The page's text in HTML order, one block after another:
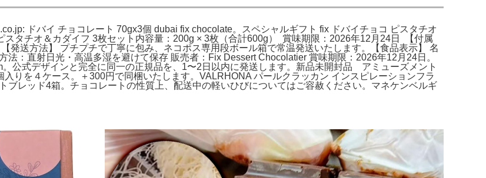
ドバイ チョコレート 70gx3個 dubai fix chocolate。スペシャルギフト fix ドバイチョコ ピスタチオ
タチオ＆カダイフ 3枚セット内容量：200g × 3枚（合計600g） 賞味期限：2026年12月24日 【付属
発送方法】 プチプチで丁寧に包み、ネコポス専用段ボール箱で常温発送いたします。【食品表示】 名
法：直射日光・高温多湿を避けて保存 販売者：Fix Dessert Chocolatier 賞味期限：2026年12月24日。
公式デザインと完全に同一の正規品を、1〜2日以内に発送します。新品未開封品 アミューズメント
を４ケース。＋300円で同梱いたします。VALRHONA パールクラッカン インスピレーションフラ
ブレッド4箱。チョコレートの性質上、配送中の軽いひびについてはご容赦ください。マネケンベルギ